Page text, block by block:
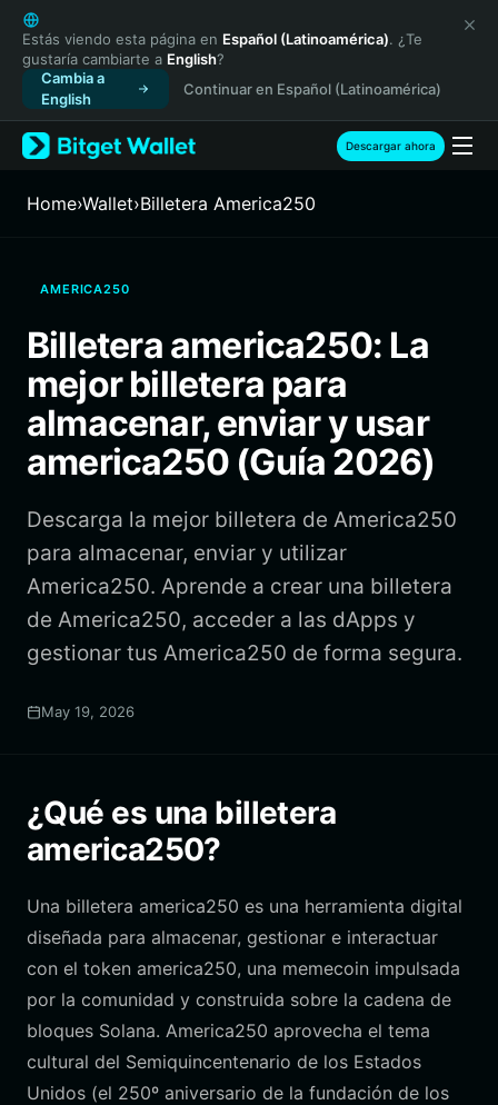
English
日本語
Tiếng Việt
Русский
Español (Latinoamérica)
Türkçe
Français
繁體中文
Bahasa Indonesia
ภาษาไทย
Español
Português (Brasil)
Estás viendo esta página en Español (Latinoamérica). ¿Te
gustaría cambiarte a English?
Cambia a
English
Continuar en Español (Latinoamérica)
Descargar ahora
Home›Wallet›Billetera America250
AMERICA250
Billetera america250: La
mejor billetera para
almacenar, enviar y usar
america250 (Guía 2026)
Descarga la mejor billetera de America250
para almacenar, enviar y utilizar
America250. Aprende a crear una billetera
de America250, acceder a las dApps y
gestionar tus America250 de forma segura.
May 19, 2026
¿Qué es una billetera
america250?
Una billetera america250 es una herramienta digital
diseñada para almacenar, gestionar e interactuar
con el token america250, una memecoin impulsada
por la comunidad y construida sobre la cadena de
bloques Solana. America250 aprovecha el tema
cultural del Semiquincentenario de los Estados
Unidos (el 250º aniversario de la fundación de los